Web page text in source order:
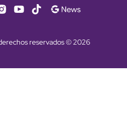
reservados © 2026